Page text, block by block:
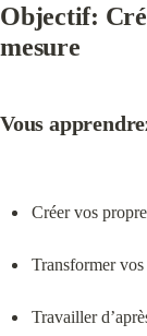
Objectif:
mesure
Vous
Créer vos
Transformer vos
Travailler